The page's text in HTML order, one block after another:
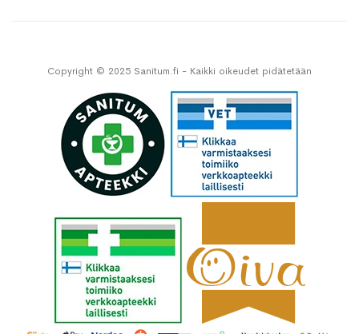
Copyright © 2025 Sanitum.fi - Kaikki oikeudet pidätetään